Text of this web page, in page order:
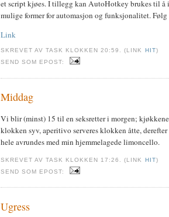
et script kjøes. I tillegg kan AutoHotkey brukes til å
mulige former for automasjon og funksjonalitet.
Link
SKREVET AV TASK KLOKKEN 20:59. (LINK HIT)
SEND SOM EPOST:
Middag
Vi blir (minst) 15 til en seksretter i morgen;
klokken syv, aperitivo serveres klokken åtte,
hele avrundes med min hjemmelagede limoncello.
SKREVET AV TASK KLOKKEN 17:26. (LINK HIT)
SEND SOM EPOST:
Ugress